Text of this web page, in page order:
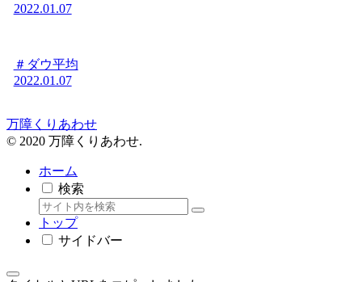
2022.01.07
＃ダウ平均
2022.01.07
万障くりあわせ
© 2020 万障くりあわせ.
ホーム
検索
トップ
サイドバー